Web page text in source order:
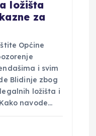
ložišta
za
Općine
i svim
Blidinje zbog
ložišta i
navode…